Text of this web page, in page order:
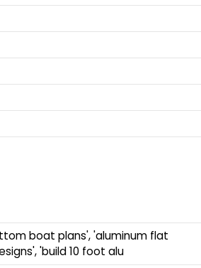
boat plans', 'aluminum flat
'build 10 foot alu